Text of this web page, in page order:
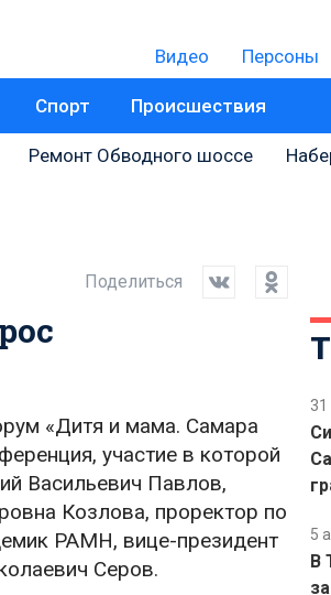
Видео Персоны
Спорт Происшествия
Ремонт Обводного шоссе
Поделиться
«Дитя и мама. Самара
участие в которой
Васильевич Павлов,
Козлова, проректор по
РАМН, вице-президент
Серов.
5
В